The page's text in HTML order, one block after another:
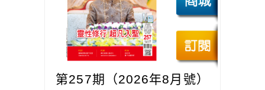
第257期（2026年8月號）